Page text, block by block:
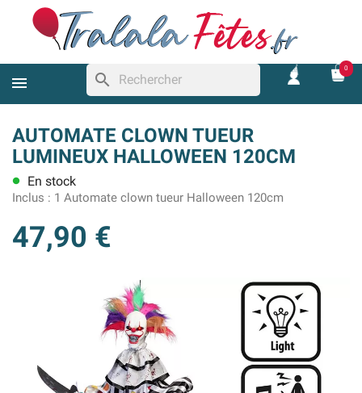
search
0
AUTOMATE CLOWN TUEUR
LUMINEUX HALLOWEEN 120CM
lens En stock
Inclus : 1 Automate clown tueur Halloween 120cm
47,90 €